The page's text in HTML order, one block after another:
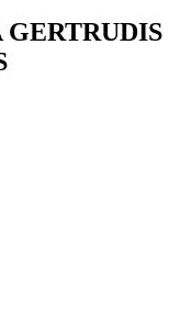
GERTRUDIS